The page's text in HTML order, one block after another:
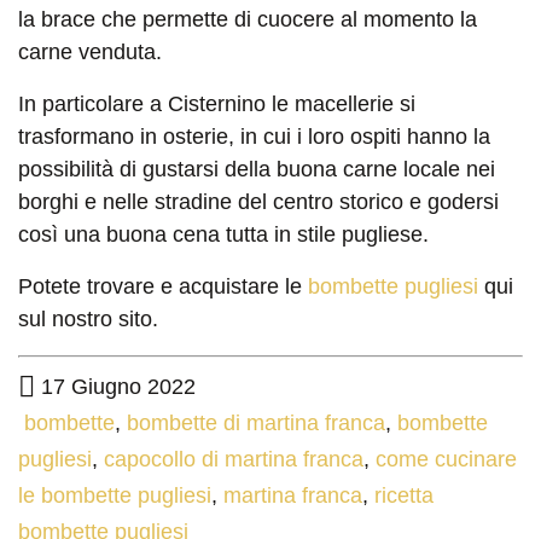
la brace che permette di cuocere al momento la
carne venduta.
In particolare a Cisternino le macellerie si
trasformano in osterie, in cui i loro ospiti hanno la
possibilità di gustarsi della buona carne locale nei
borghi e nelle stradine del centro storico e godersi
così una buona cena tutta in stile pugliese.
Potete trovare e acquistare le bombette pugliesi qui
sul nostro sito.
17 Giugno 2022
bombette, bombette di martina franca, bombette
pugliesi, capocollo di martina franca, come cucinare
le bombette pugliesi, martina franca, ricetta
bombette pugliesi